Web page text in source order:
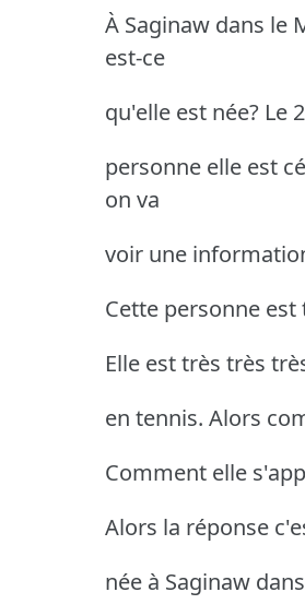
À Saginaw dans le
est-ce
qu'elle est née? Le
personne elle est
on va
voir une
Cette personne
Elle est très très
en tennis. Alors
Comment elle
Alors la réponse
née à Saginaw